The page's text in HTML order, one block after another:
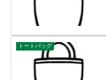
トートバッグ